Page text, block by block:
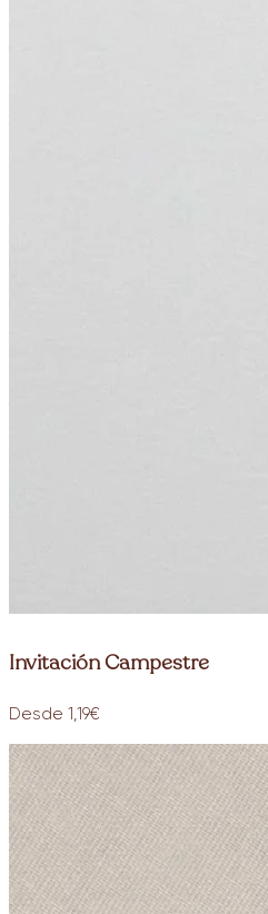
Invitación Campestre
Desde 1,19€